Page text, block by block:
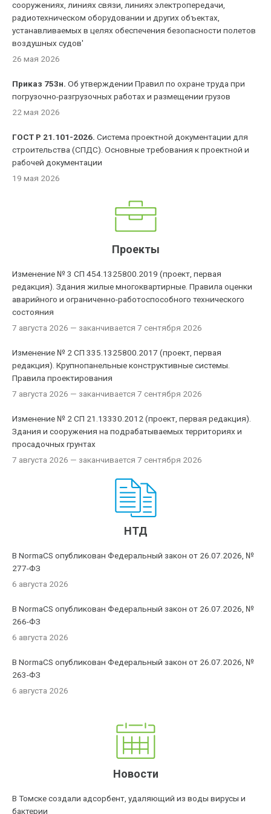
сооружениях, линиях связи, линиях электропередачи,
радиотехническом оборудовании и других объектах,
устанавливаемых в целях обеспечения безопасности полетов
воздушных судов'
26 мая 2026
Приказ 753н. Об утверждении Правил по охране труда при
погрузочно-разгрузочных работах и размещении грузов
22 мая 2026
ГОСТ Р 21.101-2026. Система проектной документации для
строительства (СПДС). Основные требования к проектной и
рабочей документации
19 мая 2026
Проекты
Изменение № 3 СП 454.1325800.2019 (проект, первая
редакция). Здания жилые многоквартирные. Правила оценки
аварийного и ограниченно-работоспособного технического
состояния
7 августа 2026 — заканчивается 7 сентября 2026
Изменение № 2 СП 335.1325800.2017 (проект, первая
редакция). Крупнопанельные конструктивные системы.
Правила проектирования
7 августа 2026 — заканчивается 7 сентября 2026
Изменение № 2 СП 21.13330.2012 (проект, первая редакция).
Здания и сооружения на подрабатываемых территориях и
просадочных грунтах
7 августа 2026 — заканчивается 7 сентября 2026
НТД
В NormaCS опубликован Федеральный закон от 26.07.2026, №
277-ФЗ
6 августа 2026
В NormaCS опубликован Федеральный закон от 26.07.2026, №
266-ФЗ
6 августа 2026
В NormaCS опубликован Федеральный закон от 26.07.2026, №
263-ФЗ
6 августа 2026
Новости
В Томске создали адсорбент, удаляющий из воды вирусы и
бактерии